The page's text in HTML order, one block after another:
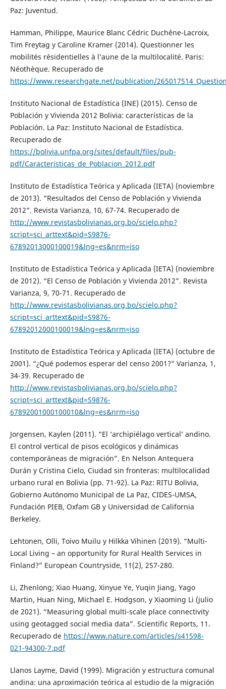
Paz: Juventud.
Hamman, Philippe, Maurice Blanc Cédric Duchêne-Lacroix,
Tim Freytag y Caroline Kramer (2014). Questionner les
mobilités résidentielles à l’aune de la multilocalité. Paris:
Néothèque. Recuperado de
https://www.researchgate.net/publication/
Instituto Nacional de Estadística (INE) (2015). Censo de
Población y Vivienda 2012 Bolivia: características de la
Población. La Paz: Instituto Nacional de Estadística.
Recuperado de
https://bolivia.unfpa.org/sites/default/files/pub-
pdf/Caracteristicas_de_Poblacion_2012.pdf
Instituto de Estadística Teórica y Aplicada (IETA) (noviembre
de 2013). “Resultados del Censo de Población y Vivienda
2012”. Revista Varianza, 10, 67-74. Recuperado de
http://www.revistasbolivianas.org.bo/scielo.php?
script=sci_arttext&pid=S9876-
67892013000100019&lng=es&nrm=iso
Instituto de Estadística Teórica y Aplicada (IETA) (noviembre
de 2012). “El Censo de Población y Vivienda 2012”. Revista
Varianza, 9, 70-71. Recuperado de
http://www.revistasbolivianas.org.bo/scielo.php?
script=sci_arttext&pid=S9876-
67892012000100019&lng=es&nrm=iso
Instituto de Estadística Teórica y Aplicada (IETA) (octubre de
2001). “¿Qué podemos esperar del censo 2001?” Varianza, 1,
34-39. Recuperado de
http://www.revistasbolivianas.org.bo/scielo.php?
script=sci_arttext&pid=S9876-
67892001000100010&lng=es&nrm=iso
Jorgensen, Kaylen (2011). “El ‘archipiélago vertical’ andino.
El control vertical de pisos ecológicos y dinámicas
contemporáneas de migración”. En Nelson Antequera
Durán y Cristina Cielo, Ciudad sin fronteras: multilocalidad
urbano rural en Bolivia (pp. 71-92). La Paz: RITU Bolivia,
Gobierno Autónomo Municipal de La Paz, CIDES-UMSA,
Fundación PIEB, Oxfam GB y Universidad de California
Berkeley.
Lehtonen, Olli, Toivo Muilu y Hilkka Vihinen (2019). “Multi-
Local Living – an opportunity for Rural Health Services in
Finland?” European Countryside, 11(2), 257-280.
Li, Zhenlong; Xiao Huang, Xinyue Ye, Yuqin Jiang, Yago
Martin, Huan Ning, Michael E. Hodgson, y Xiaoming Li (julio
de 2021). “Measuring global multi-scale place connectivity
using geotagged social media data”. Scientific Reports, 11.
Recuperado de https://www.nature.com/articles/s41598-
021-94300-7.pdf
Llanos Layme, David (1999). Migración y estructura comunal
andina: una aproximación teórica al estudio de la migración